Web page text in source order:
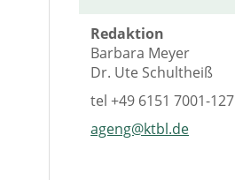
Redaktion
Barbara Meyer
Dr. Ute Schultheiß
tel+49 6151 7001-127
ageng@ktbl.de